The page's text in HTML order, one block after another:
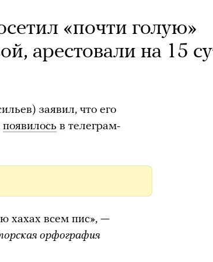
«почти голую»
арестовали на 15
заявил, что его
появилось в телеграм-
хахах всем пис», —
орфография